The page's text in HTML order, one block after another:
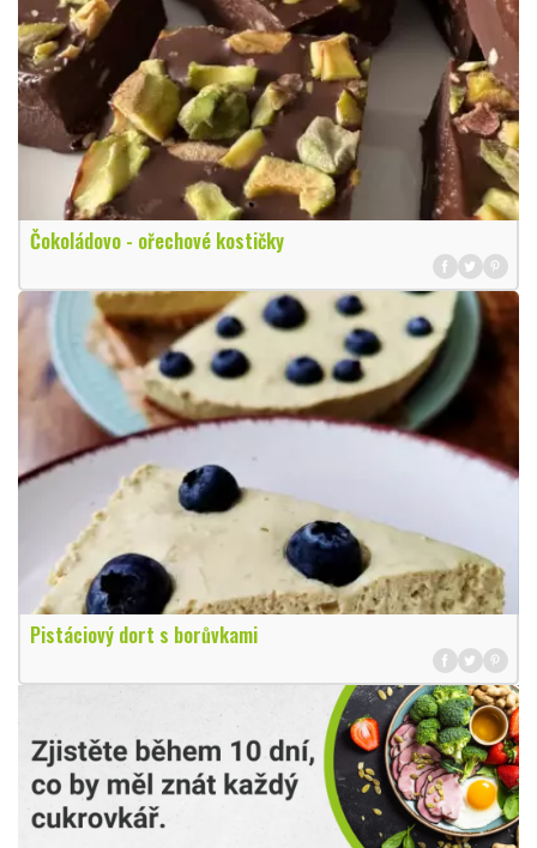
Čokoládovo - ořechové kostičky
Pistáciový dort s borůvkami